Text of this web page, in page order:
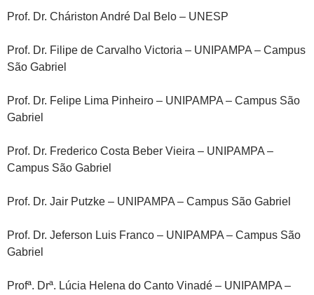
Prof. Dr. Cháriston André Dal Belo – UNESP
Prof. Dr. Filipe de Carvalho Victoria – UNIPAMPA – Campus
São Gabriel
Prof. Dr. Felipe Lima Pinheiro – UNIPAMPA – Campus São
Gabriel
Prof. Dr. Frederico Costa Beber Vieira – UNIPAMPA –
Campus São Gabriel
Prof. Dr. Jair Putzke – UNIPAMPA – Campus São Gabriel
Prof. Dr. Jeferson Luis Franco – UNIPAMPA – Campus São
Gabriel
Profª. Drª. Lúcia Helena do Canto Vinadé – UNIPAMPA –